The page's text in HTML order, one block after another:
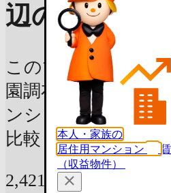
辺のマンショ
このマンションと
園調布の築15年 / 専
ンションの平均価
比較しました。
2,421万円 (27.3m²)
本人・家族の
居住用マンション
（収益物件）